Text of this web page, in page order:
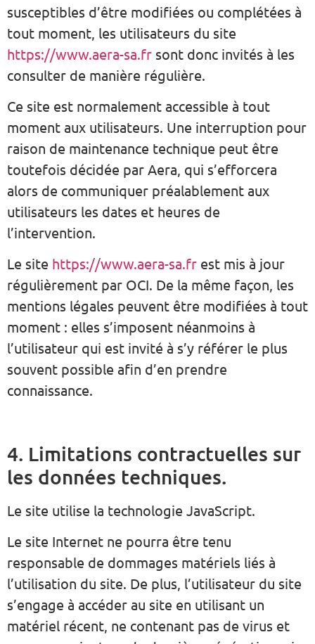
susceptibles d’être modifiées ou complétées à
tout moment, les utilisateurs du site
https://www.aera-sa.fr sont donc invités à les
consulter de manière régulière.
Ce site est normalement accessible à tout
moment aux utilisateurs. Une interruption pour
raison de maintenance technique peut être
toutefois décidée par Aera, qui s’efforcera
alors de communiquer préalablement aux
utilisateurs les dates et heures de
l’intervention.
Le site https://www.aera-sa.fr est mis à jour
régulièrement par OCI. De la même façon, les
mentions légales peuvent être modifiées à tout
moment : elles s’imposent néanmoins à
l’utilisateur qui est invité à s’y référer le plus
souvent possible afin d’en prendre
connaissance.
4. Limitations contractuelles sur
les données techniques.
Le site utilise la technologie JavaScript.
Le site Internet ne pourra être tenu
responsable de dommages matériels liés à
l’utilisation du site. De plus, l’utilisateur du site
s’engage à accéder au site en utilisant un
matériel récent, ne contenant pas de virus et